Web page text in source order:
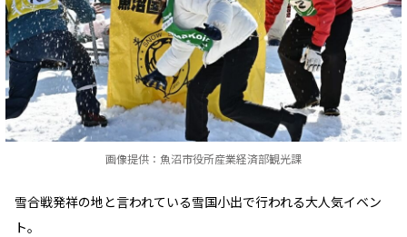
画像提供：魚沼市役所産業経済部観光課
雪合戦発祥の地と言われている雪国小出で行われる大人気イベン
ト。